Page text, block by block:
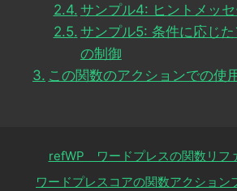
サンプル4: ヒントメッ
サンプル5: 条件に応じ
の制御
この関数のアクションでの使
refWP ワードプレスの関数リフ
ワードプレスコアの関数アクション